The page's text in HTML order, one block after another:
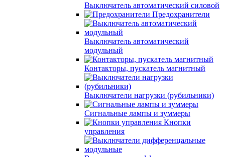
Выключатель автоматический силовой
Предохранители
Выключатель автоматический
модульный
Контакторы, пускатель магнитный
Выключатели нагрузки (рубильники)
Сигнальные лампы и зуммеры
Кнопки
управления